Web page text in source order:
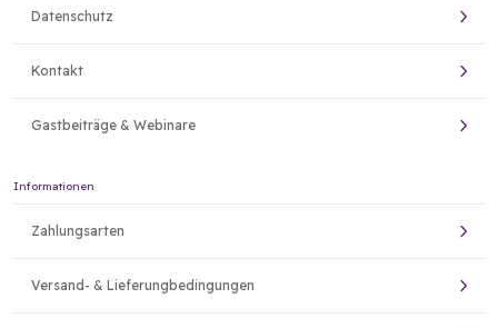
Datenschutz
Kontakt
Gastbeiträge & Webinare
Informationen
Zahlungsarten
Versand- & Lieferungbedingungen